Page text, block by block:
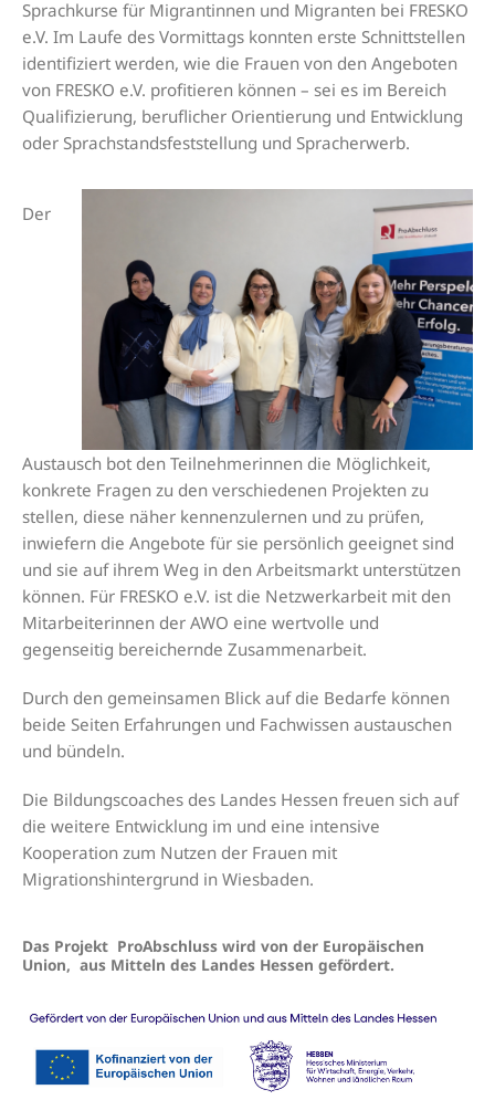
Sprachkurse für Migrantinnen und Migranten bei FRESKO
e.V. Im Laufe des Vormittags konnten erste Schnittstellen
identifiziert werden, wie die Frauen von den Angeboten
von FRESKO e.V. profitieren können – sei es im Bereich
Qualifizierung, beruflicher Orientierung und Entwicklung
oder Sprachstandsfeststellung und Spracherwerb.
Der
Austausch bot den Teilnehmerinnen die Möglichkeit,
konkrete Fragen zu den verschiedenen Projekten zu
stellen, diese näher kennenzulernen und zu prüfen,
inwiefern die Angebote für sie persönlich geeignet sind
und sie auf ihrem Weg in den Arbeitsmarkt unterstützen
können. Für FRESKO e.V. ist die Netzwerkarbeit mit den
Mitarbeiterinnen der AWO eine wertvolle und
gegenseitig bereichernde Zusammenarbeit.
Durch den gemeinsamen Blick auf die Bedarfe können
beide Seiten Erfahrungen und Fachwissen austauschen
und bündeln.
Die Bildungscoaches des Landes Hessen freuen sich auf
die weitere Entwicklung im und eine intensive
Kooperation zum Nutzen der Frauen mit
Migrationshintergrund in Wiesbaden.
Das Projekt ProAbschluss wird von der Europäischen
Union, aus Mitteln des Landes Hessen gefördert.